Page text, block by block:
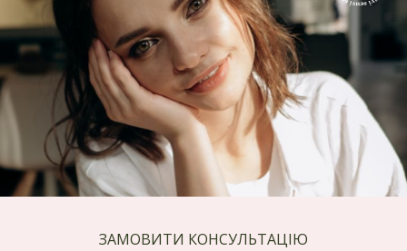
ЗАМОВИТИ КОНСУЛЬТАЦІЮ